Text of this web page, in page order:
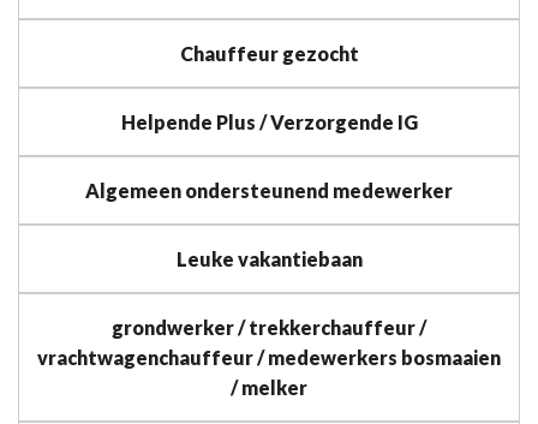
Chauffeur gezocht
Helpende Plus / Verzorgende IG
Algemeen ondersteunend medewerker
Leuke vakantiebaan
grondwerker / trekkerchauffeur /
vrachtwagenchauffeur / medewerkers bosmaaien
/ melker